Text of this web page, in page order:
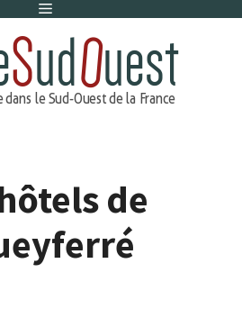
Menu
de